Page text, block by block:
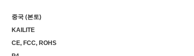
중국 (본토)
KAILITE
CE, FCC, ROHS